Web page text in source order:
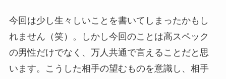
今回は少し生々しいことを書いてしまったかもし
れません（笑）。しかし今回のことは高スペック
の男性だけでなく、万人共通で言えることだと思
います。こうした相手の望むものを意識し、相手